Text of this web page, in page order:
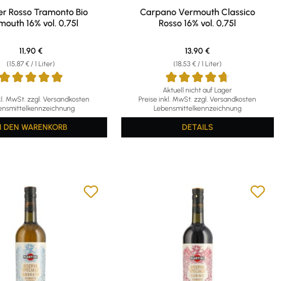
Rosso Tramonto Bio
16% vol. 0,75l
MwSt. zzgl. Versandkosten
(15,87 € / 1 Liter)
Regulärer Preis:
11,90 €
DEN WARENKORB
Durchschnittliche Bewertung von 4.86 von 5
Carpano Vermouth Classico
Rosso 16% vol. 0,75l
Aktuell nicht auf Lager
Preise inkl. MwSt. zzgl. Versandkosten
Lebensmittelkennzeichnung
(18,53 € / 1 Liter)
Regulärer Preis:
13,90 €
DETAILS